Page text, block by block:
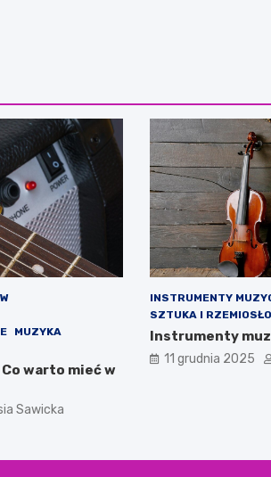
MUZYKA
warto mieć w
Sawicka
INSTRUMENTY
SZTUKA I RZEMIOSŁO
Instrumenty
11 grudnia 2025